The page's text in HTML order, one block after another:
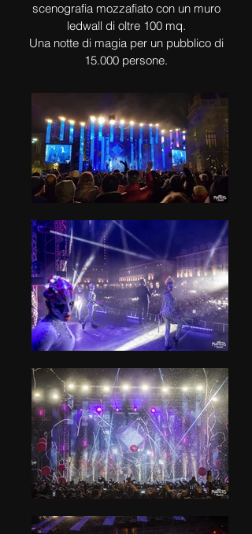
scenografia mozzafiato con un muro
ledwall di oltre 100 mq.
Una notte di magia per un pubblico di
15.000 persone.